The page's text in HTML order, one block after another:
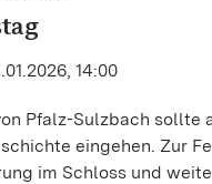
14:00
Pfalz-Sulzbach
eingehen. Zur
im Schloss und